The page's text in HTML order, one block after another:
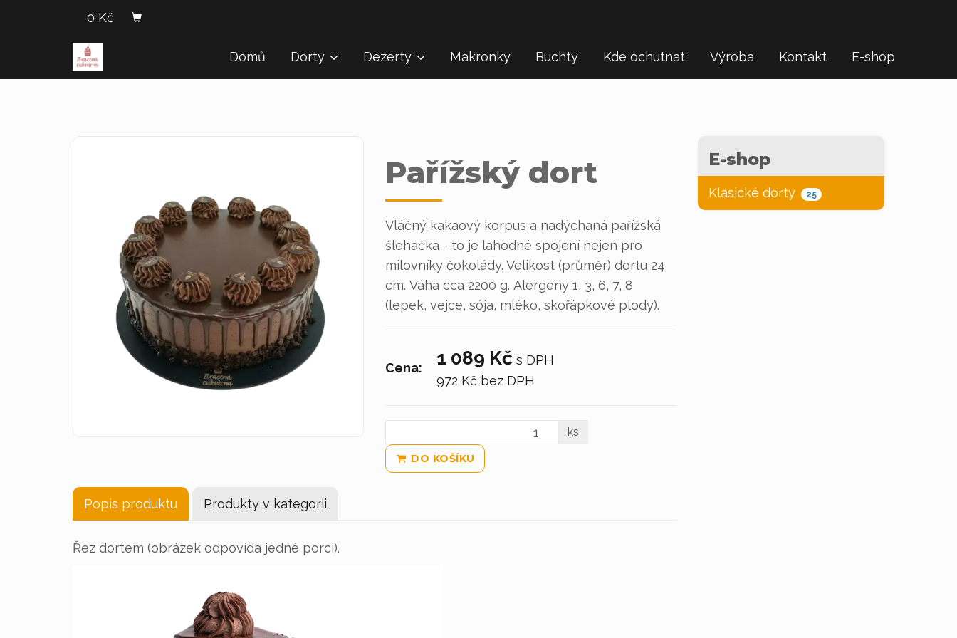
0 Kč
Domů Dorty Dezerty Makronky Buchty Kde ochutnat Výroba Kontakt E-shop
E-shop
Klasické dorty 25
Pařížský dort
Vláčný kakaový korpus a nadýchaná pařížská
šlehačka - to je lahodné spojení nejen pro
milovníky čokolády. Velikost (průměr) dortu 24
cm. Váha cca 2200 g. Alergeny 1, 3, 6, 7, 8
(lepek, vejce, sója, mléko, skořápkové plody).
Cena: 1 089 Kč s DPH
972 Kč bez DPH
ks
DO KOŠÍKU
Popis produktu Produkty v kategorii
Řez dortem (obrázek odpovídá jedné porci).